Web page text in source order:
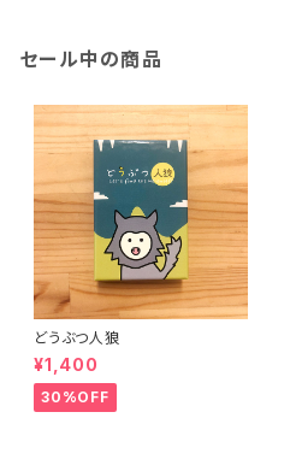
セール中の商品
どうぶつ人狼
¥1,400
30%OFF